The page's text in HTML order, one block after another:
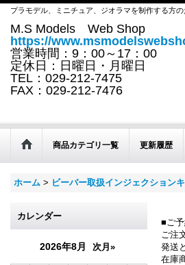
プラモデル、ミニチュア、ジオラマを制作する方
M.S Models Web Shop
https://
営業時間：9：00～17：00
定休日：日曜日・月曜日
TEL：029-212-7475
FAX：029-212-7476
商品カテゴリ一覧 更新履歴
ホーム > ビーバー取扱インジェクション
カレンダー
2026年8月 次月»
■ご
ご注
発送
在庫